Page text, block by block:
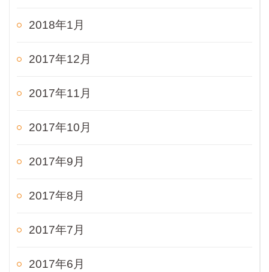
2018年1月
2017年12月
2017年11月
2017年10月
2017年9月
2017年8月
2017年7月
2017年6月